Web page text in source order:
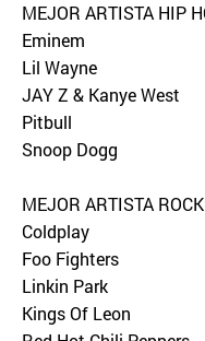
MEJOR ARTISTA HIP
Eminem
Lil Wayne
JAY Z & Kanye West
Pitbull
Snoop Dogg
MEJOR ARTISTA ROCK
Coldplay
Foo Fighters
Linkin Park
Kings Of Leon